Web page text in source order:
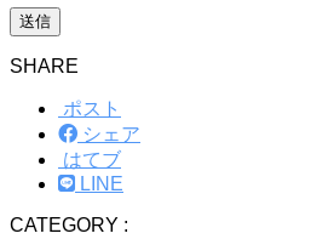
SHARE
ポスト
シェア
はてブ
LINE
CATEGORY :